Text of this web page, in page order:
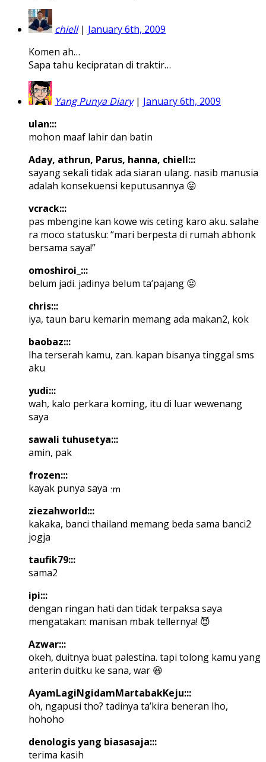
chiell| January 6th, 2009
Komen ah…
Sapa tahu kecipratan di traktir…
Yang Punya Diary| January 6th, 2009
ulan:::
mohon maaf lahir dan batin
Aday, athrun, Parus, hanna, chiell:::
sayang sekali tidak ada siaran ulang. nasib manusia
adalah konsekuensi keputusannya 😛
vcrack:::
pas mbengine kan kowe wis ceting karo aku. salahe
ra moco statusku: “mari berpesta di rumah abhonk
bersama saya!”
omoshiroi_:::
belum jadi. jadinya belum ta’pajang 😛
chris:::
iya, taun baru kemarin memang ada makan2, kok
baobaz:::
lha terserah kamu, zan. kapan bisanya tinggal sms
aku
yudi:::
wah, kalo perkara koming, itu di luar wewenang
saya
sawali tuhusetya:::
amin, pak
frozen:::
kayak punya saya
ziezahworld:::
kakaka, banci thailand memang beda sama banci2
jogja
taufik79:::
sama2
ipi:::
dengan ringan hati dan tidak terpaksa saya
mengatakan: manisan mbak tellernya! 😈
Azwar:::
okeh, duitnya buat palestina. tapi tolong kamu yang
anterin duitku ke sana, war 😆
AyamLagiNgidamMartabakKeju:::
oh, ngapusi tho? tadinya ta’kira beneran lho,
hohoho
denologis yang biasasaja:::
terima kasih